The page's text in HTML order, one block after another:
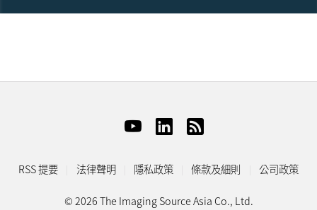
RSS 提要 法律聲明 隱私政策 條款及細則 公司政策
© 2026 The Imaging Source Asia Co., Ltd.